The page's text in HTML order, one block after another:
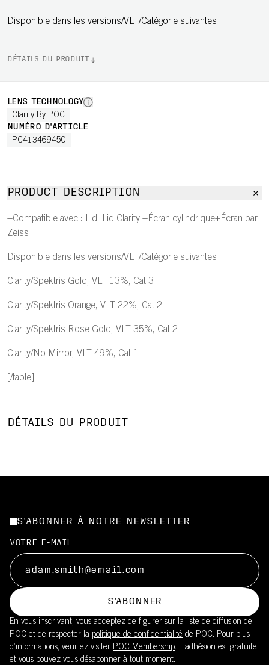
Disponible dans les versions/VLT/Catégorie suivantes
DÉTAILS DU PRODUIT
LENS TECHNOLOGY
Clarity By POC
NUMÉRO D'ARTICLE
PC413469450
PRODUCT DESCRIPTION
+Compatible avec : Lid, Lid Clarity +Écran cylindrique+Écran par
Zeiss
Disponible dans les versions/VLT/Catégorie suivantes
Clarity/Spektris Gold, VLT 13%, Cat 3
Clarity/Spektris Orange, VLT 22%, Cat 2
Clarity/Spektris Rose Gold, VLT 35%, Cat 2
Clarity/No Mirror, VLT 49%, Cat 1
[/table]
DÉTAILS DU PRODUIT
S'ABONNER À NOTRE NEWSLETTER
VOTRE E-MAIL
S'ABONNER
En vous inscrivant, vous acceptez de figurer sur la liste de diffusion de
POC et de respecter la politique de confidentialité de POC. Pour plus
d’informations, veuillez visiter POC Membership. L'adhésion est gratuite
et vous pouvez vous désabonner à tout moment.